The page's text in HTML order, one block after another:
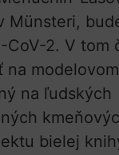
Münsteri,
CoV-2. V tom
na
na ľudských
bielej